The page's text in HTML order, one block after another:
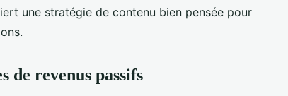
une stratégie de contenu bien pensée pour
de revenus passifs